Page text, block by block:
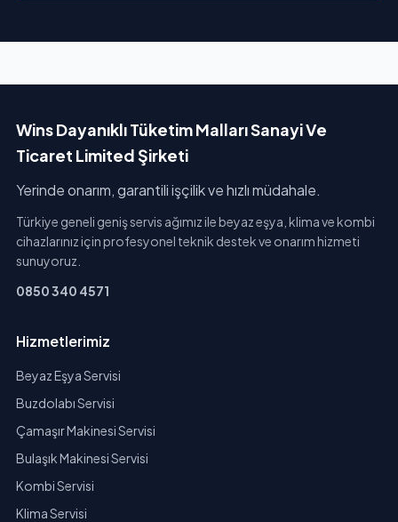
Wins Dayanıklı Tüketim Malları Sanayi Ve
Ticaret Limited Şirketi
Yerinde onarım, garantili işçilik ve hızlı müdahale.
Türkiye geneli geniş servis ağımız ile beyaz eşya, klima ve kombi
cihazlarınız için profesyonel teknik destek ve onarım hizmeti
sunuyoruz.
0850 340 4571
Hizmetlerimiz
Beyaz Eşya Servisi
Buzdolabı Servisi
Çamaşır Makinesi Servisi
Bulaşık Makinesi Servisi
Kombi Servisi
Klima Servisi